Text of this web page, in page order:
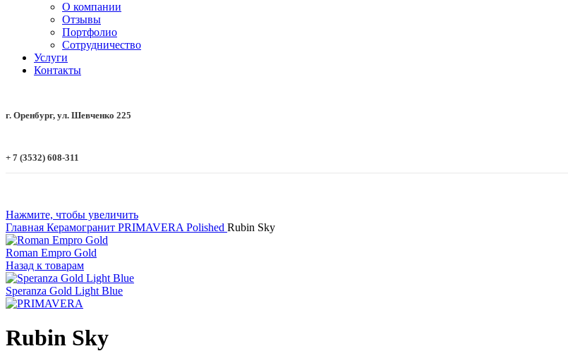
О компании
Отзывы
Портфолио
Сотрудничество
Услуги
Контакты
г. Оренбург, ул. Шевченко 225
+ 7 (3532) 608-311
Нажмите, чтобы увеличить
Главная Керамогранит PRIMAVERA Polished Rubin Sky
Roman Empro Gold
Назад к товарам
Speranza Gold Light Blue
Rubin Sky